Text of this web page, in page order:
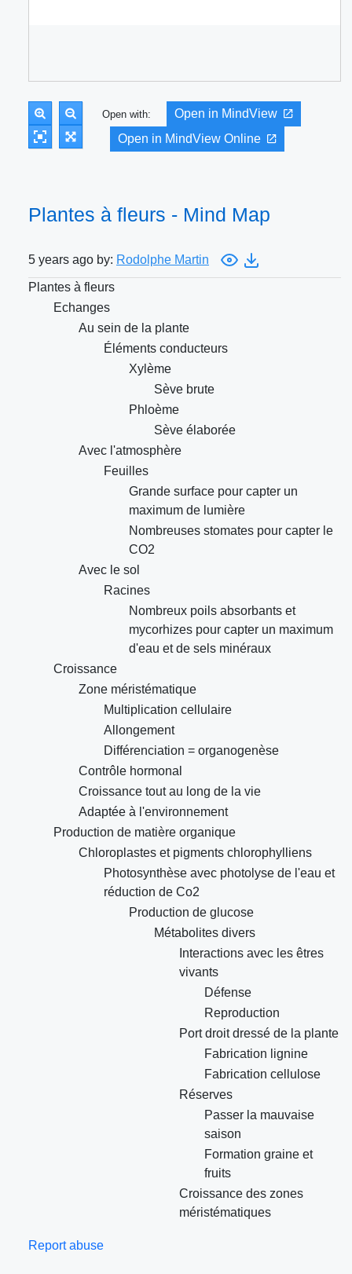
Open with:
Open in MindView
Open in MindView Online
Plantes à fleurs - Mind Map
5 years ago by: Rodolphe Martin
Plantes à fleurs
Echanges
Au sein de la plante
Éléments conducteurs
Xylème
Sève brute
Phloème
Sève élaborée
Avec l'atmosphère
Feuilles
Grande surface pour capter un
maximum de lumière
Nombreuses stomates pour capter le
CO2
Avec le sol
Racines
Nombreux poils absorbants et
mycorhizes pour capter un maximum
d'eau et de sels minéraux
Croissance
Zone méristématique
Multiplication cellulaire
Allongement
Différenciation = organogenèse
Contrôle hormonal
Croissance tout au long de la vie
Adaptée à l'environnement
Production de matière organique
Chloroplastes et pigments chlorophylliens
Photosynthèse avec photolyse de l'eau et
réduction de Co2
Production de glucose
Métabolites divers
Interactions avec les êtres
vivants
Défense
Reproduction
Port droit dressé de la plante
Fabrication lignine
Fabrication cellulose
Réserves
Passer la mauvaise
saison
Formation graine et
fruits
Croissance des zones
méristématiques
Report abuse